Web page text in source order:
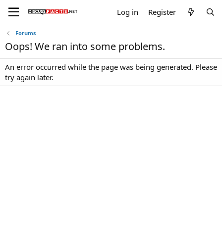
Log in Register
Forums
Oops! We ran into some problems.
An error occurred while the page was being generated. Please
try again later.